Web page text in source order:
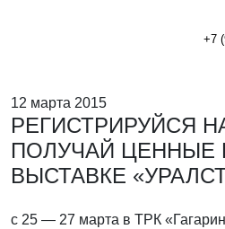
+7
12 марта 2015
РЕГИСТРИРУЙСЯ
ПОЛУЧАЙ ЦЕННЫЕ
ВЫСТАВКЕ
с 25 — 27 марта в ТРК